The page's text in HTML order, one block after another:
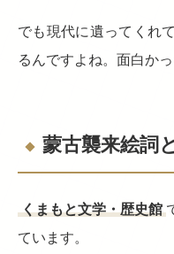
でも現代に遺ってくれ
るんですよね。面白かっ
蒙古襲来絵詞
くまもと文学・歴史館
ています。